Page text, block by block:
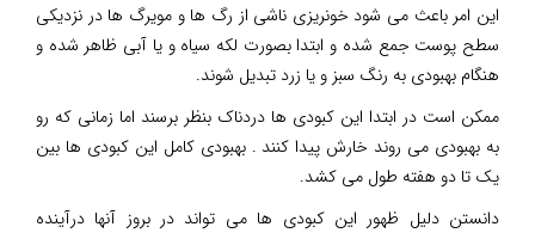
این امر باعث می شود خونریزی ناشی از رگ ها و مویرگ ها در نزدیکی
سطح پوست جمع شده و ابتدا بصورت لکه سیاه و یا آبی ظاهر شده و
هنگام بهبودی به رنگ سبز و یا زرد تبدیل شوند.
ممکن است در ابتدا این کبودی ها دردناک بنظر برسند اما زمانی که رو
به بهبودی می روند خارش پیدا کنند . بهبودی کامل این کبودی ها بین
یک تا دو هفته طول می کشد.
دانستن دلیل ظهور این کبودی ها می تواند در بروز آنها درآینده